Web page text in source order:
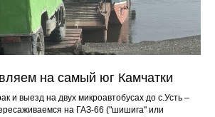
на самый юг Камчатки
и выезд на двух микроавтобусах до с.Усть –
на ГАЗ-66 ("шишига" или